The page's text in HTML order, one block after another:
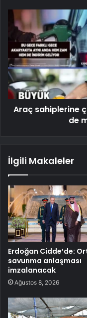
Araç sahiplerine
de
İlgili Makaleler
Erdoğan Cidde’de:
savunma anlaşması
imzalanacak
Ağustos 8, 2026